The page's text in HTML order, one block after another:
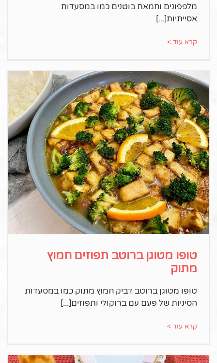
מלפפונים וחמאת בוטנים כמו במסעדות
אסייתיות
קרא עוד >
טופו מטוגן ברוטב תפוזים חמוץ
מתוק
טופו מטוגן ברוטב דביק חמוץ מתוק כמו במסעדות
הסיניות של פעם עם ברוקולי ותפוזים
קרא עוד >